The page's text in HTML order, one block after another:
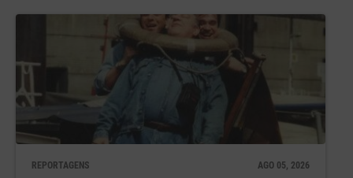
REPORTAGENS AGO 05, 2026